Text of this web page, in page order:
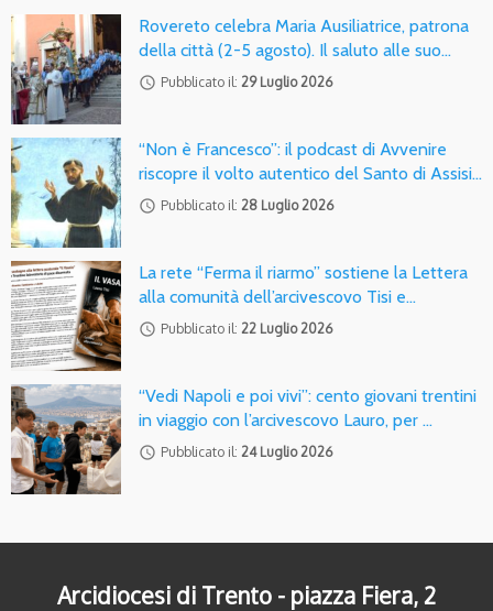
Rovereto celebra Maria Ausiliatrice, patrona
della città (2-5 agosto). Il saluto alle suo…
access_time Pubblicato il: 29 Luglio 2026
“Non è Francesco”: il podcast di Avvenire
riscopre il volto autentico del Santo di Assisi…
access_time Pubblicato il: 28 Luglio 2026
La rete “Ferma il riarmo” sostiene la Lettera
alla comunità dell’arcivescovo Tisi e…
access_time Pubblicato il: 22 Luglio 2026
“Vedi Napoli e poi vivi”: cento giovani trentini
in viaggio con l’arcivescovo Lauro, per …
access_time Pubblicato il: 24 Luglio 2026
Arcidiocesi di Trento - piazza Fiera, 2